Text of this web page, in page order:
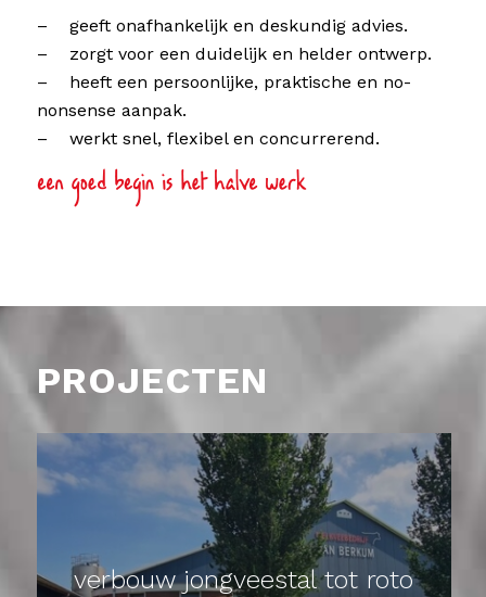
– geeft onafhankelijk en deskundig advies.
– zorgt voor een duidelijk en helder ontwerp.
– heeft een persoonlijke, praktische en no-
nonsense aanpak.
– werkt snel, flexibel en concurrerend.
PROJECTEN
verbouw jongveestal tot roto